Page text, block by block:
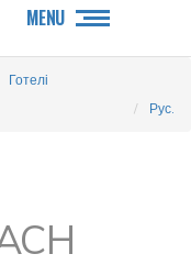
MENU
Готелі
Рус.